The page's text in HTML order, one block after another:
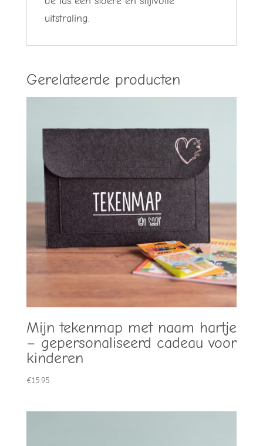
uitstraling.
Gerelateerde producten
Mijn tekenmap met naam hartje
– gepersonaliseerd cadeau voor
kinderen
€15.95